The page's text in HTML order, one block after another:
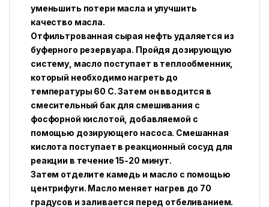
уменьшить потери масла и улучшить
качество масла.
Отфильтрованная сырая нефть удаляется из
буферного резервуара. Пройдя дозирующую
систему, масло поступает в теплообменник,
который необходимо нагреть до
температуры 60 С. Затем он вводится в
смесительный бак для смешивания с
фосфорной кислотой, добавляемой с
помощью дозирующего насоса. Смешанная
кислота поступает в реакционный сосуд для
реакции в течение 15-20 минут.
Затем отделите камедь и масло с помощью
центрифуги. Масло меняет нагрев до 70
градусов и заливается перед отбеливанием.